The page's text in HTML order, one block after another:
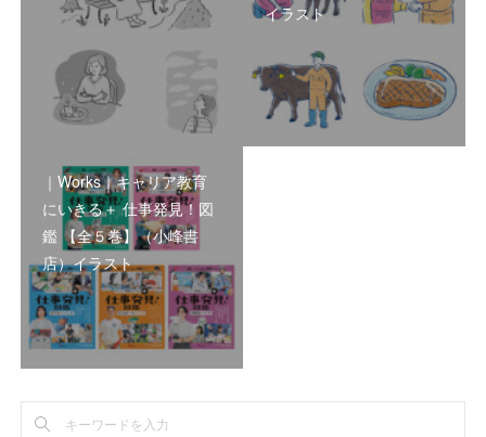
イラスト
｜Works｜キャリア教育
にいきる＋ 仕事発見！図
鑑 【全５巻】（小峰書
店）イラスト